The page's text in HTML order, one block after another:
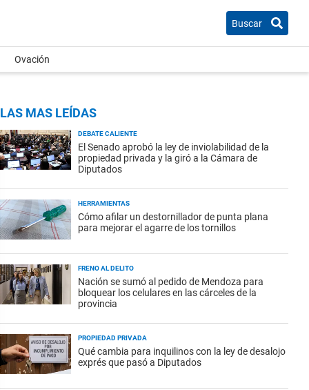
Buscar
Ovación
LAS MAS LEÍDAS
DEBATE CALIENTE
El Senado aprobó la ley de inviolabilidad de la
propiedad privada y la giró a la Cámara de
Diputados
HERRAMIENTAS
Cómo afilar un destornillador de punta plana
para mejorar el agarre de los tornillos
FRENO AL DELITO
Nación se sumó al pedido de Mendoza para
bloquear los celulares en las cárceles de la
provincia
PROPIEDAD PRIVADA
Qué cambia para inquilinos con la ley de desalojo
exprés que pasó a Diputados